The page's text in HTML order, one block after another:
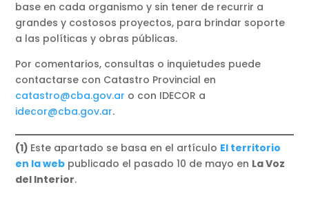
base en cada organismo y sin tener de recurrir a
grandes y costosos proyectos, para brindar soporte
a las políticas y obras públicas.
Por comentarios, consultas o inquietudes puede
contactarse con Catastro Provincial en
catastro@cba.gov.ar o con IDECOR a
idecor@cba.gov.ar.
(1) Este apartado se basa en el artículo El territorio
en la web publicado el pasado 10 de mayo en La Voz
del Interior.